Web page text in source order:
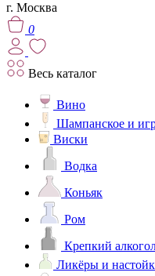
г. Москва
0
Весь каталог
Вино
Шампанское и
Виски
Водка
Коньяк
Ром
Крепкий
Ликёры и